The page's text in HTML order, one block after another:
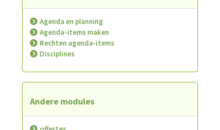
Agenda en planning
Agenda-items maken
Rechten agenda-items
Disciplines
Andere modules